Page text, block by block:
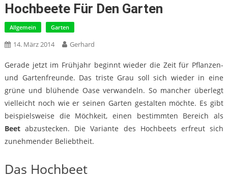
Hochbeete Für Den Garten
Allgemein Garten
14. März 2014 Gerhard
Gerade jetzt im Frühjahr beginnt wieder die Zeit für Pflanzen-
und Gartenfreunde. Das triste Grau soll sich wieder in eine
grüne und blühende Oase verwandeln. So mancher überlegt
vielleicht noch wie er seinen Garten gestalten möchte. Es gibt
beispielsweise die Möchkeit, einen bestimmten Bereich als
Beetabzustecken. Die Variante des Hochbeets erfreut sich
zunehmender Beliebtheit.
Das Hochbeet